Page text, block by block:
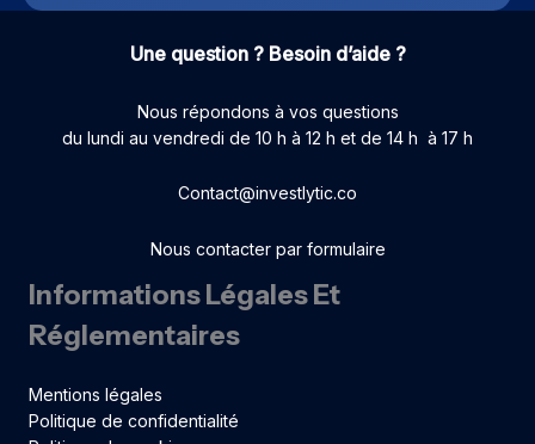
Une question ? Besoin d’aide ?
Nous répondons à vos questions
du lundi au vendredi de 10 h à 12 h et de 14 h à 17 h
Contact@investlytic.co
Nous contacter par formulaire
Informations Légales Et
Réglementaires
Mentions légales
Politique de confidentialité